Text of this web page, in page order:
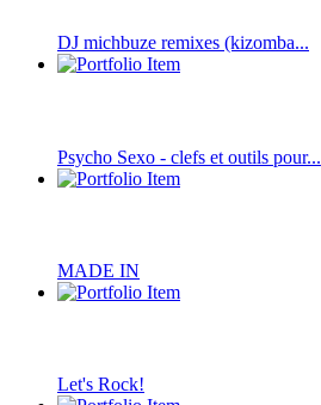
DJ michbuze remixes (kizomba...
Psycho Sexo - clefs et outils pour...
MADE IN
Let's Rock!